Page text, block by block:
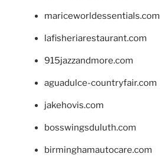
mariceworldessentials.com
lafisheriarestaurant.com
915jazzandmore.com
aguadulce-countryfair.com
jakehovis.com
bosswingsduluth.com
birminghamautocare.com